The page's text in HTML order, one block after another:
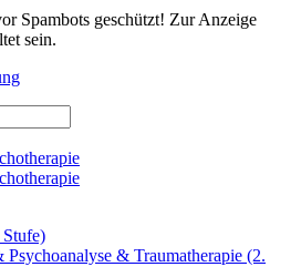
Spambots geschützt! Zur Anzeige
sein.
& Traumatherapie (2.